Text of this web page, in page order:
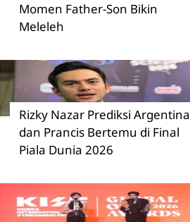
Momen Father-Son Bikin
Meleleh
Rizky Nazar Prediksi Argentina
dan Prancis Bertemu di Final
Piala Dunia 2026